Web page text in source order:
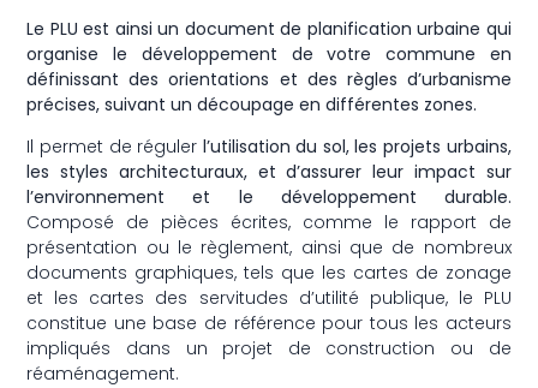
Le PLU est ainsi un document de planification urbaine qui
organise le développement de votre commune en
définissant des orientations et des règles d’urbanisme
précises, suivant un découpage en différentes zones.
Il permet de réguler l’utilisation du sol, les projets urbains,
les styles architecturaux, et d’assurer leur impact sur
l’environnement et le développement durable.
Composé de pièces écrites, comme le rapport de
présentation ou le règlement, ainsi que de nombreux
documents graphiques, tels que les cartes de zonage
et les cartes des servitudes d’utilité publique, le PLU
constitue une base de référence pour tous les acteurs
impliqués dans un projet de construction ou de
réaménagement.